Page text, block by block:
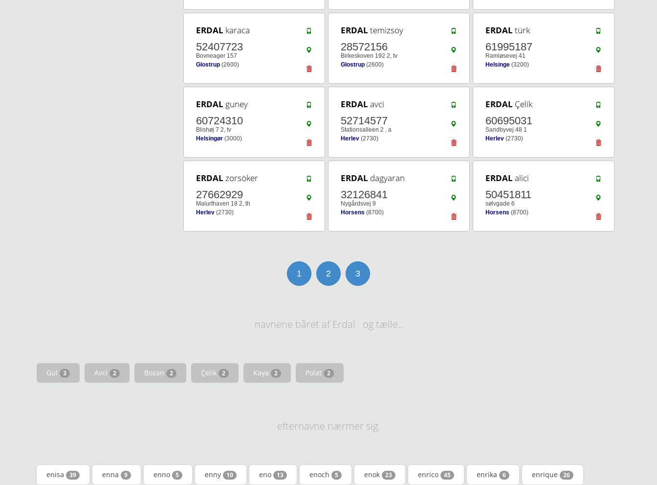
ERDAL karaca
52407723
Bovneager 157
Glostrup (2600)
ERDAL temizsoy
28572156
Birkeskoven 192 2, tv
Glostrup (2600)
ERDAL türk
61995187
Ramløsevej 41
Helsinge (3200)
ERDAL guney
60724310
Blishøj 7 2, tv
Helsingør (3000)
ERDAL avci
52714577
Stationsalleen 2 , a
Herlev (2730)
ERDAL Çelik
60695031
Sandbyvej 48 1
Herlev (2730)
ERDAL zorsöker
27662929
Malurthaven 18 2, th
Herlev (2730)
ERDAL dagyaran
32126841
Nygårdsvej 9
Horsens (8700)
ERDAL alici
50451811
sølvgade 6
Horsens (8700)
1 2 3
navnene båret af Erdal og tælle..
Gül 3 Avci 2 Bozan 2 Çelik 2 Kaya 2 Polat 2
efternavne nærmer sig.
enisa 39 enna 9 enno 5 enny 10 eno 13 enoch 5 enok 23 enrico 45 enrika 6 enrique 26